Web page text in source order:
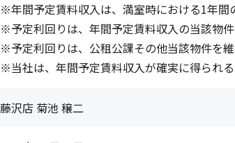
※年間予定賃料収入は、満室時における1年間
※予定利回りは、年間予定賃料収入の当該物件
※予定利回りは、公租公課その他当該物件を
※当社は、年間予定賃料収入が確実に得られ
藤沢店 菊池 穣二